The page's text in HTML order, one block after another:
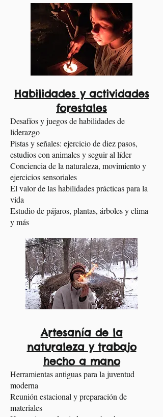
Habilidades y actividades
forestales
Desafíos y juegos de habilidades de
liderazgo
Pistas y señales: ejercicio de diez pasos,
estudios con animales y seguir al líder
Conciencia de la naturaleza, movimiento y
ejercicios sensoriales
El valor de las habilidades prácticas para la
vida
Estudio de pájaros, plantas, árboles y clima
y más
Artesanía de la
naturaleza y trabajo
hecho a mano
Herramientas antiguas para la juventud
moderna
Reunión estacional y preparación de
materiales